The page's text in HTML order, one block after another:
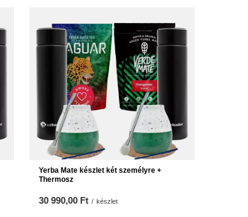
Yerba Mate készlet két személyre +
Thermosz
30 990,00 Ft / készlet